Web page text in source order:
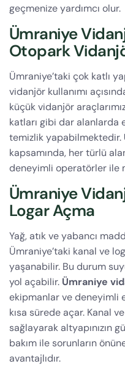
geçmenize yardımcı olur.
Ümraniye
Otopark
Ümraniye’taki çok katlı
vidanjör kullanımı
küçük vidanjör
katları gibi dar alanlarda
temizlik yapabilmektedir.
kapsamında, her türlü
deneyimli operatörler ile
Ümraniye
Logar Açma
Yağ, atık ve yabancı
Ümraniye’taki kanal ve
yaşanabilir. Bu durum
yol açabilir. Ümraniye
ekipmanlar ve deneyimli
kısa sürede açar. Kanal
sağlayarak altyapınızın
bakım ile sorunların
avantajlıdır.